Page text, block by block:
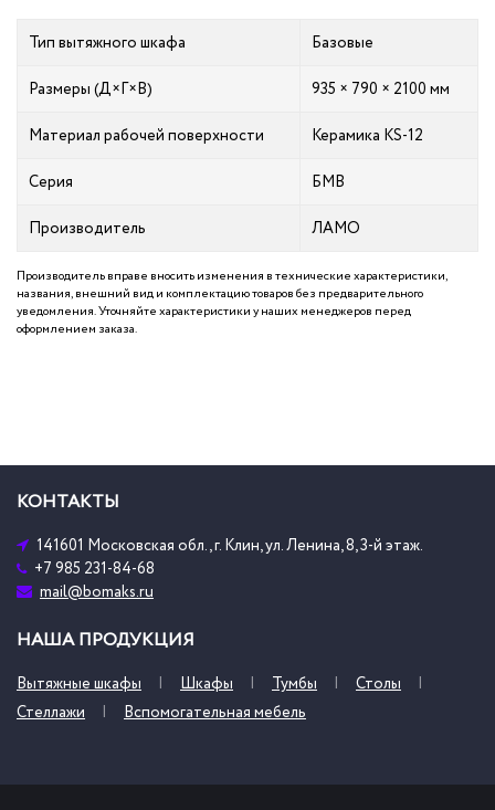
Тип вытяжного шкафа Базовые
Размеры (Д×Г×В) 935 × 790 × 2100 мм
Материал рабочей поверхности Керамика KS-12
Серия БМВ
Производитель ЛАМО
Производитель вправе вносить изменения в технические характеристики,
названия, внешний вид и комплектацию товаров без предварительного
уведомления. Уточняйте характеристики у наших менеджеров перед
оформлением заказа.
КОНТАКТЫ
141601 Московская обл., г. Клин, ул. Ленина, 8, 3-й этаж.
+7 985 231-84-68
mail@bomaks.ru
НАША ПРОДУКЦИЯ
Вытяжные шкафы Шкафы Тумбы
Столы
Стеллажи
Вспомогательная мебель